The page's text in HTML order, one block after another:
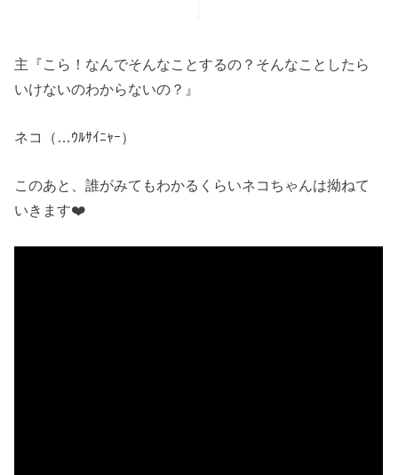
主『こら！なんでそんなことするの？そんなことしたら
いけないのわからないの？』
ネコ（…ｳﾙｻｲﾆｬｰ）
このあと、誰がみてもわかるくらいネコちゃんは拗ねて
いきます❤️